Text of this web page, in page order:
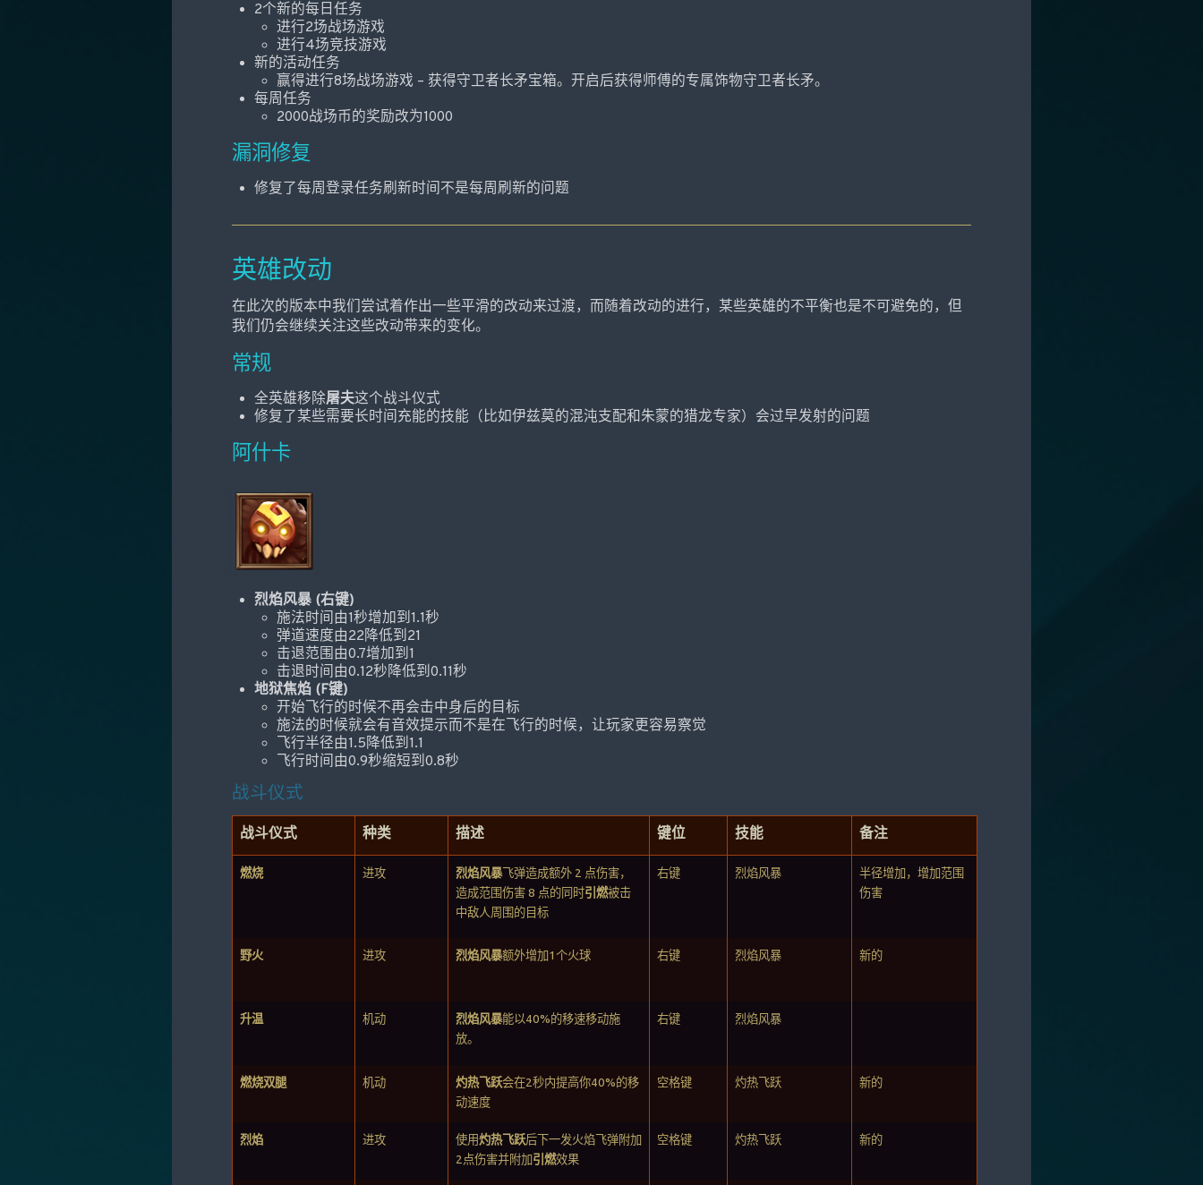
2个新的每日任务
进行2场战场游戏
进行4场竞技游戏
新的活动任务
赢得进行8场战场游戏 – 获得守卫者长矛宝箱。开启后获得师傅的专属饰物守卫者长矛。
每周任务
2000战场币的奖励改为1000
漏洞修复
修复了每周登录任务刷新时间不是每周刷新的问题
英雄改动
在此次的版本中我们尝试着作出一些平滑的改动来过渡，而随着改动的进行，某些英雄的不平衡也是不可避免的，但
我们仍会继续关注这些改动带来的变化。
常规
全英雄移除屠夫这个战斗仪式
修复了某些需要长时间充能的技能（比如伊兹莫的混沌支配和朱蒙的猎龙专家）会过早发射的问题
阿什卡
烈焰风暴 (右键)
施法时间由1秒增加到1.1秒
弹道速度由22降低到21
击退范围由0.7增加到1
击退时间由0.12秒降低到0.11秒
地狱焦焰 (F键)
开始飞行的时候不再会击中身后的目标
施法的时候就会有音效提示而不是在飞行的时候，让玩家更容易察觉
飞行半径由1.5降低到1.1
飞行时间由0.9秒缩短到0.8秒
战斗仪式
战斗仪式 种类 描述 键位 技能 备注
燃烧 进攻 烈焰风暴飞弹造成额外 2 点伤害，
造成范围伤害 8 点的同时引燃被击
中敌人周围的目标
右键 烈焰风暴
半径增加，增加范围
伤害
野火 进攻 烈焰风暴额外增加1个火球 右键 烈焰风暴 新的
升温 机动 烈焰风暴能以40%的移速移动施
放。
右键 烈焰风暴
燃烧双腿 机动 灼热飞跃会在2秒内提高你40%的移
动速度
空格键 灼热飞跃 新的
烈焰 进攻 使用灼热飞跃后下一发火焰飞弹附加
2点伤害并附加 引燃效果
空格键 灼热飞跃 新的